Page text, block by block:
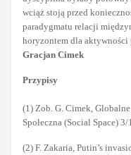
wciąż stoją przed
paradygmatu relacji
horyzontem dla aktywności
Gracjan Cimek
Przypisy
(1) Zob. G. Cimek,
Społeczna (Social Space)
(2) F. Zakaria, Putin’s